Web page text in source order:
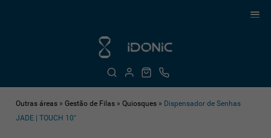
Outras áreas »Gestão de Filas »Quiosques » Dispensador de Senhas
JADE | TOUCH 10"